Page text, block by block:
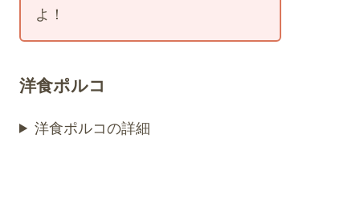
よ！
洋食ポルコ
洋食ポルコの詳細